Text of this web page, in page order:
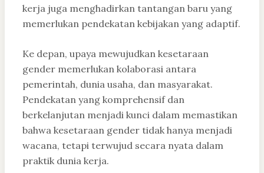
kerja juga menghadirkan tantangan baru yang
memerlukan pendekatan kebijakan yang adaptif.
Ke depan, upaya mewujudkan kesetaraan
gender memerlukan kolaborasi antara
pemerintah, dunia usaha, dan masyarakat.
Pendekatan yang komprehensif dan
berkelanjutan menjadi kunci dalam memastikan
bahwa kesetaraan gender tidak hanya menjadi
wacana, tetapi terwujud secara nyata dalam
praktik dunia kerja.